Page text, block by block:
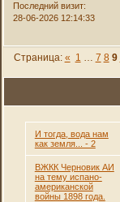
Последний визит:
28-06-2026 12:14:33
Страница: « 1 … 7 8 9
И тогда, вода нам
как земля... - 2
ВЖКК Черновик АИ
на тему испано-
американской
войны 1898 года.